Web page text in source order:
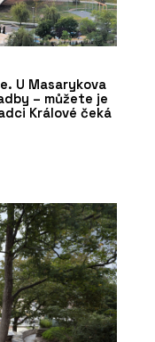
U Masarykova
– můžete je
Králové čeká